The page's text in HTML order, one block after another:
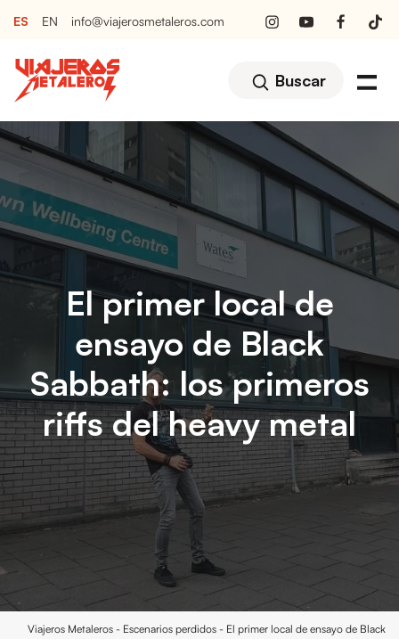
ES EN info@viajerosmetaleros.com
Buscar
El primer local de
ensayo de Black
Sabbath: los primeros
riffs del heavy metal
Viajeros Metaleros - Escenarios perdidos - El primer local de ensayo de Black